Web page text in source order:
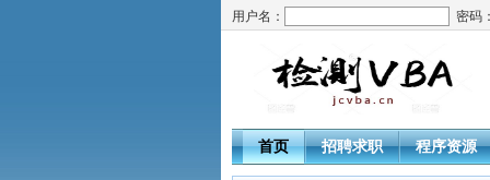
用户名： 密码
首页 招聘求职 程序资源